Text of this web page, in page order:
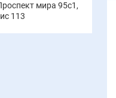
мира 95с1,
113